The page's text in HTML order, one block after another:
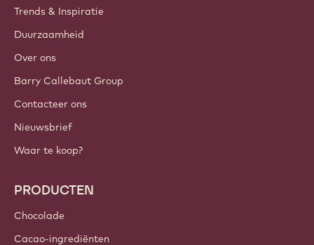
Meld je nu aan
Netherlands - Nederlands
Callebaut
Trends & Inspiratie
Duurzaamheid
Over ons